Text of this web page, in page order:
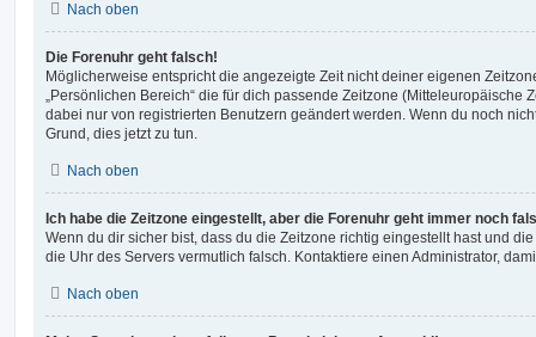
Nach oben
Die Forenuhr geht falsch!
Möglicherweise entspricht die angezeigte Zeit nicht deiner eigenen
„Persönlichen Bereich“ die für dich passende Zeitzone (Mitteleuropäische
dabei nur von registrierten Benutzern geändert werden. Wenn du noch
Grund, dies jetzt zu tun.
Nach oben
Ich habe die Zeitzone eingestellt, aber die Forenuhr geht immer noch
Wenn du dir sicher bist, dass du die Zeitzone richtig eingestellt hast und
die Uhr des Servers vermutlich falsch. Kontaktiere einen Administrator,
Nach oben